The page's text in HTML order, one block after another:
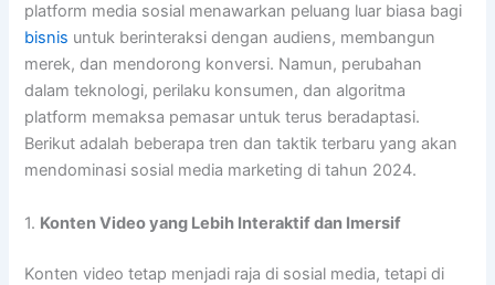
platform media sosial menawarkan peluang luar biasa bagi
bisnis untuk berinteraksi dengan audiens, membangun
merek, dan mendorong konversi. Namun, perubahan
dalam teknologi, perilaku konsumen, dan algoritma
platform memaksa pemasar untuk terus beradaptasi.
Berikut adalah beberapa tren dan taktik terbaru yang akan
mendominasi sosial media marketing di tahun 2024.
1. Konten Video yang Lebih Interaktif dan Imersif
Konten video tetap menjadi raja di sosial media, tetapi di